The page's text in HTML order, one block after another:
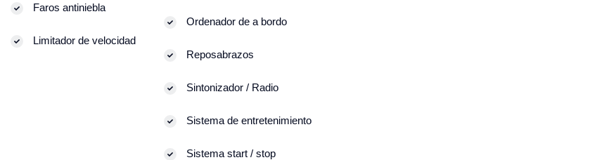
Faros antiniebla
Limitador de velocidad
Ordenador de a bordo
Reposabrazos
Sintonizador / Radio
Sistema de entretenimiento
Sistema start / stop